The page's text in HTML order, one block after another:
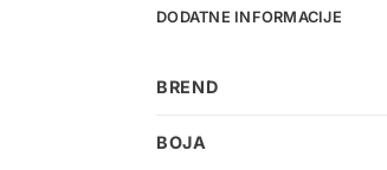
DODATNE INFORMACIJE
BREND
BOJA